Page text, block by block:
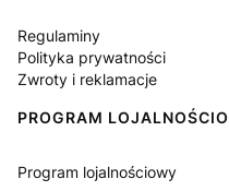
Regulaminy
Polityka prywatności
Zwroty i reklamacje
PROGRAM
Program lojalnościowy